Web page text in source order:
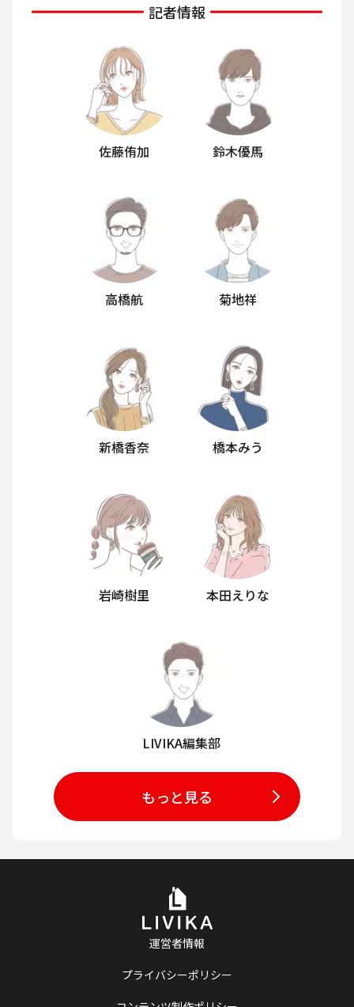
記者情報
佐藤侑加 鈴木優馬
高橋航 菊地祥
新橋香奈 橋本みう
岩崎樹里 本田えりな
LIVIKA編集部
もっと見る
運営者情報
プライバシーポリシー